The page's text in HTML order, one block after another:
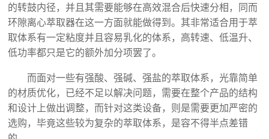
的转鼓内径，并且其需要能够在高效混合后快速分相，同而
环隙离心萃取器在这一方面就能做得到。其非常适合用于萃
取体系有一定粘度并且容易乳化的体系，高转速、低温升、
低功率都只是它的额外加分项罢了。
而面对一些有强酸、强碱、强盐的萃取体系，光靠简单
的材质优化，已经不足以解决问题，需要在整个产品的结构
和设计上做出调整，而针对这类设备，则是需要更加严密的
选购，毕竟这些较为复杂的萃取体系，是容不得半点差错